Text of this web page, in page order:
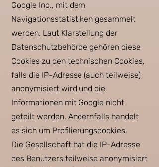
Google Inc., mit dem
Navigationsstatistiken gesammelt
werden. Laut Klarstellung der
Datenschutzbehörde gehören diese
Cookies zu den technischen Cookies,
falls die IP-Adresse (auch teilweise)
anonymisiert wird und die
Informationen mit Google nicht
geteilt werden. Andernfalls handelt
es sich um Profilierungscookies.
Die Gesellschaft hat die IP-Adresse
des Benutzers teilweise anonymisiert